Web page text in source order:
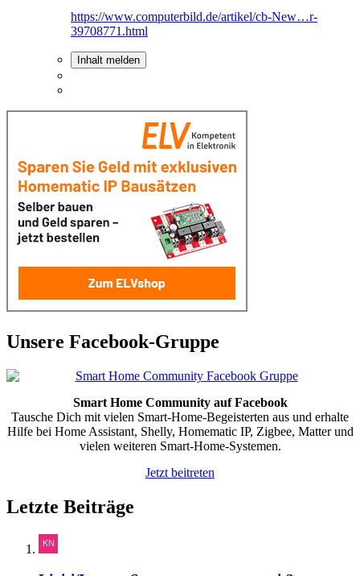
https://www.computerbild.de/artikel/cb-New…r-
39708771.html
Inhalt melden
Unsere Facebook-Gruppe
Smart Home Community auf Facebook
Tausche Dich mit vielen Smart-Home-Begeisterten aus und erhalte
Hilfe bei Home Assistant, Shelly, Homematic IP, Zigbee, Matter und
vielen weiteren Smart-Home-Systemen.
Jetzt beitreten
Letzte Beiträge